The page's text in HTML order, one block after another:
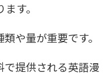
す。
や量が重要です。
で提供される英語漫